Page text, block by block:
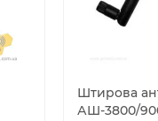
Штирова
АШ-3800/